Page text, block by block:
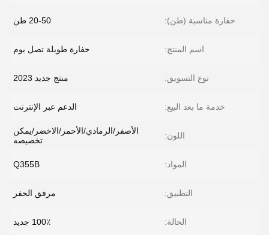
حفارة مناسبة (طن): 20-50 طن
اسم المنتج: حفارة طويلة تصل بوم
نوع التسويق: منتج جديد 2023
خدمة ما بعد البيع: الدعم عبر الإنترنت
اللون:
الأصفر/الرمادي/الأحمر/الاخضر/يمكن
تخصيصه
المواد: Q355B
التطبيق: مرفق الحفر
الحالة: 100٪ جديد